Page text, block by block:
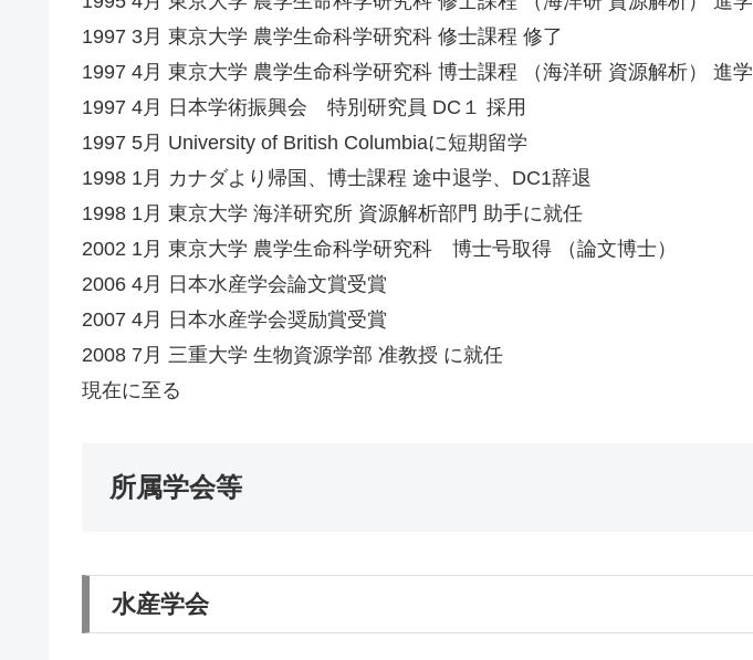
1997 3月 東京大学 農学生命科学研究科 修士課程 修了
1997 4月 東京大学 農学生命科学研究科 博士課程 （海洋研 資源解析） 進学
1997 4月 日本学術振興会 特別研究員 DC１ 採用
1997 5月 University of British Columbiaに短期留学
1998 1月 カナダより帰国、博士課程 途中退学、DC1辞退
1998 1月 東京大学 海洋研究所 資源解析部門 助手に就任
2002 1月 東京大学 農学生命科学研究科 博士号取得 （論文博士）
2006 4月 日本水産学会論文賞受賞
2007 4月 日本水産学会奨励賞受賞
2008 7月 三重大学 生物資源学部 准教授 に就任
現在に至る
所属学会等
水産学会